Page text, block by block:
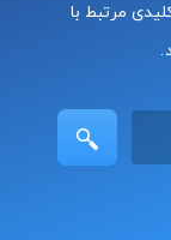
مرتبط با